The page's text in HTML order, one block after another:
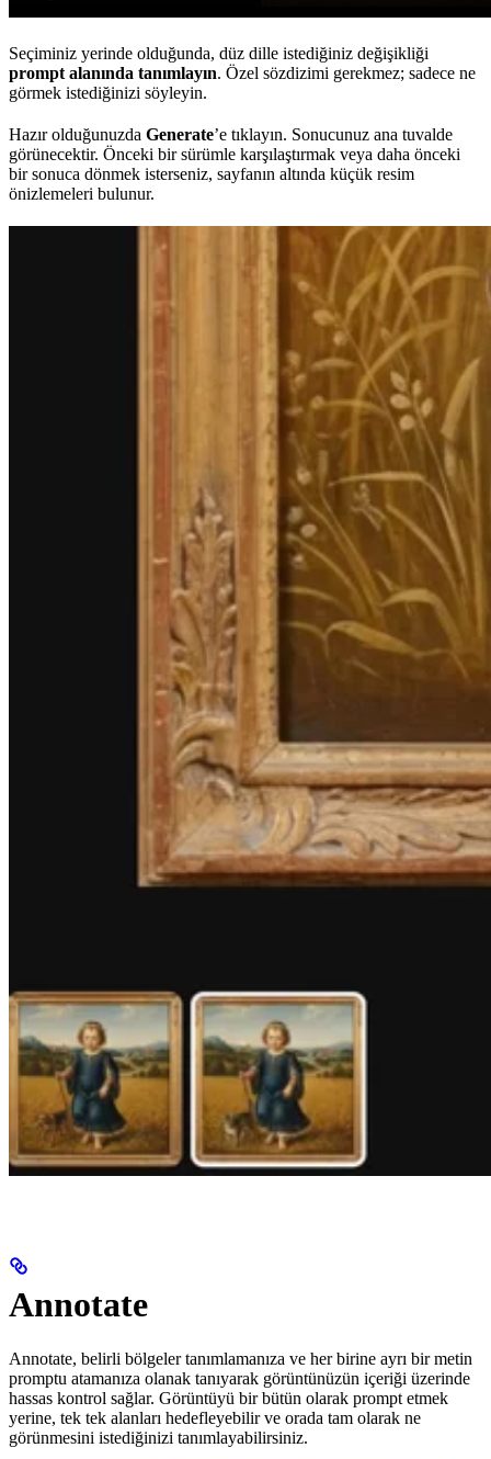
Seçiminiz yerinde olduğunda, düz dille istediğiniz değişikliği
prompt alanında tanımlayın. Özel sözdizimi gerekmez; sadece ne
görmek istediğinizi söyleyin.
Hazır olduğunuzda Generate’e tıklayın. Sonucunuz ana tuvalde
görünecektir. Önceki bir sürümle karşılaştırmak veya daha önceki
bir sonuca dönmek isterseniz, sayfanın altında küçük resim
önizlemeleri bulunur.
Annotate
Annotate, belirli bölgeler tanımlamanıza ve her birine ayrı bir metin
promptu atamanıza olanak tanıyarak görüntünüzün içeriği üzerinde
hassas kontrol sağlar. Görüntüyü bir bütün olarak prompt etmek
yerine, tek tek alanları hedefleyebilir ve orada tam olarak ne
görünmesini istediğinizi tanımlayabilirsiniz.